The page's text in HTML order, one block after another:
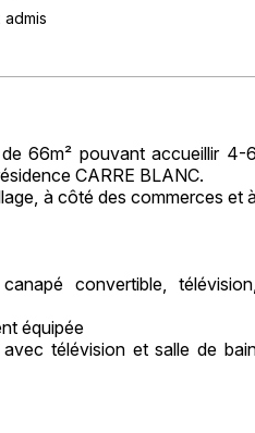
admis
66m² pouvant accueillir 4-
CARRE BLANC.
à côté des commerces et
convertible,
équipée
télévision et salle de